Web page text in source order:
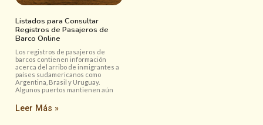
Listados para Consultar
Registros de Pasajeros de
Barco Online
Los registros de pasajeros de
barcos contienen información
acerca del arribo de inmigrantes a
países sudamericanos como
Argentina, Brasil y Uruguay.
Algunos puertos mantienen aún
Leer Más »